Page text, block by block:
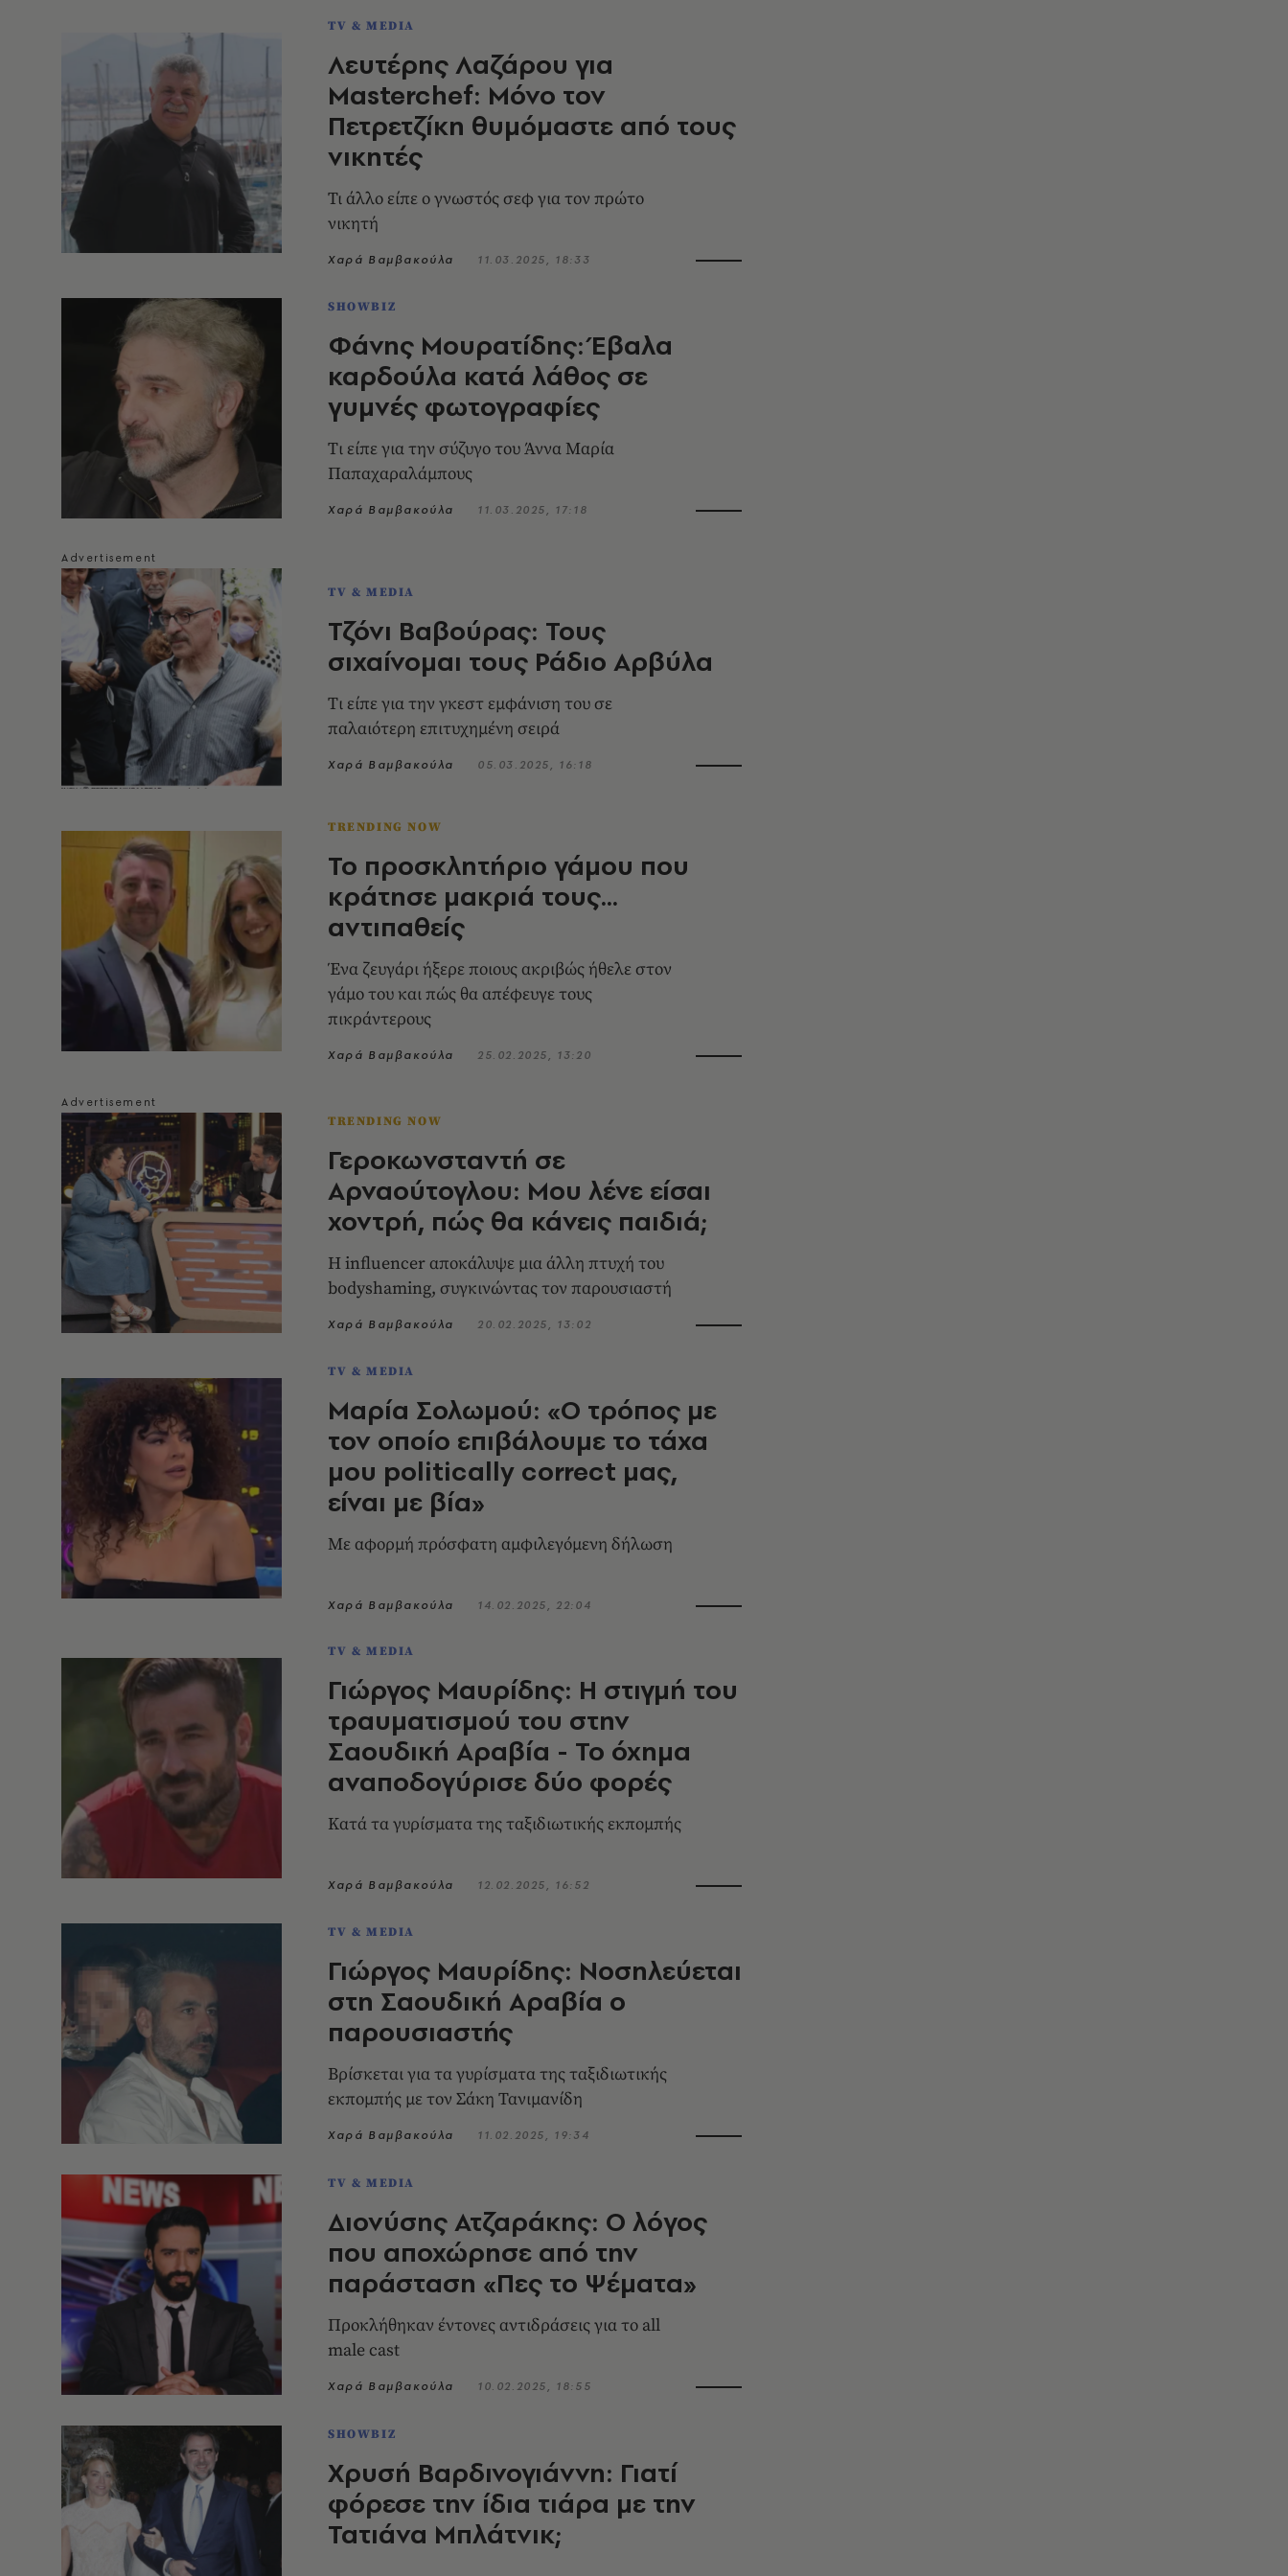
TV & MEDIA
Λευτέρης Λαζάρου για
Masterchef: Μόνο τον
Πετρετζίκη θυμόμαστε από τους
νικητές
Τι άλλο είπε ο γνωστός σεφ για τον πρώτο
νικητή
Χαρά Βαμβακούλα 11.03.2025, 18:33
SHOWBIZ
Φάνης Μουρατίδης: Έβαλα
καρδούλα κατά λάθος σε
γυμνές φωτογραφίες
Tι είπε για την σύζυγο του Άννα Μαρία
Παπαχαραλάμπους
Χαρά Βαμβακούλα 11.03.2025, 17:18
TV & MEDIA
Τζόνι Βαβούρας: Τους
σιχαίνομαι τους Ράδιο Αρβύλα
Tι είπε για την γκεστ εμφάνιση του σε
παλαιότερη επιτυχημένη σειρά
Χαρά Βαμβακούλα 05.03.2025, 16:18
TRENDING NOW
To προσκλητήριο γάμου που
κράτησε μακριά τους...
αντιπαθείς
Ένα ζευγάρι ήξερε ποιους ακριβώς ήθελε στον
γάμο του και πώς θα απέφευγε τους
πικράντερους
Χαρά Βαμβακούλα 25.02.2025, 13:20
TRENDING NOW
Γεροκωνσταντή σε
Αρναούτογλου: Μου λένε είσαι
χοντρή, πώς θα κάνεις παιδιά;
Η influencer αποκάλυψε μια άλλη πτυχή του
bodyshaming, συγκινώντας τον παρουσιαστή
Χαρά Βαμβακούλα 20.02.2025, 13:02
TV & MEDIA
Μαρία Σολωμού: «Ο τρόπος με
τον οποίο επιβάλουμε το τάχα
μου politically correct μας,
είναι με βία»
Με αφορμή πρόσφατη αμφιλεγόμενη δήλωση
Χαρά Βαμβακούλα 14.02.2025, 22:04
TV & MEDIA
Γιώργος Μαυρίδης: Η στιγμή του
τραυματισμού του στην
Σαουδική Αραβία - Το όχημα
αναποδογύρισε δύο φορές
Kατά τα γυρίσματα της ταξιδιωτικής εκπομπής
Χαρά Βαμβακούλα 12.02.2025, 16:52
TV & MEDIA
Γιώργος Μαυρίδης: Nοσηλεύεται
στη Σαουδική Αραβία ο
παρουσιαστής
Bρίσκεται για τα γυρίσματα της ταξιδιωτικής
εκπομπής με τον Σάκη Τανιμανίδη
Χαρά Βαμβακούλα 11.02.2025, 19:34
TV & MEDIA
Διονύσης Ατζαράκης: O λόγος
που αποχώρησε από την
παράσταση «Πες το Ψέματα»
Προκλήθηκαν έντονες αντιδράσεις για το all
male cast
Χαρά Βαμβακούλα 10.02.2025, 18:55
SHOWBIZ
Χρυσή Βαρδινογιάννη: Γιατί
φόρεσε την ίδια τιάρα με την
Τατιάνα Μπλάτνικ;